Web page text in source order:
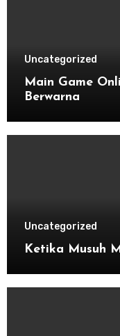
Uncategorized
Main Game
Berwarna
Uncategorized
Ketika Musuh